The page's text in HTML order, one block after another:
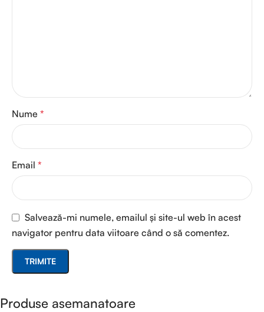
Nume *
Email *
Salvează-mi numele, emailul și site-ul web în acest
navigator pentru data viitoare când o să comentez.
Produse asemanatoare